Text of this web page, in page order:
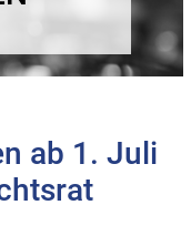
ab 1. Juli